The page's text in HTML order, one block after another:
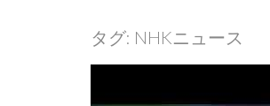
タグ: NHKニュース